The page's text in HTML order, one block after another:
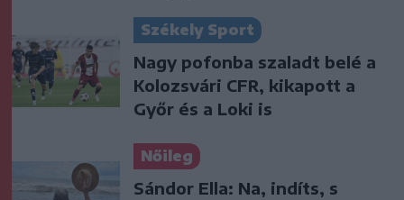
Székely Sport
Nagy pofonba szaladt belé a
Kolozsvári CFR, kikapott a
Győr és a Loki is
Nőileg
Sándor Ella: Na, indíts, s